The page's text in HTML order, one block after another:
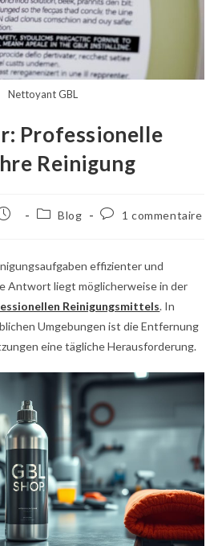
Nettoyant GBL
Professionelle
Reinigung
Catégorie
Blog
Commentaires
poste
:
1 commentaire
effizienter und
Antwort liegt möglicherweise in der
Reinigungsmittels. In
Umgebungen ist die Entfernung
eine tägliche Herausforderung.